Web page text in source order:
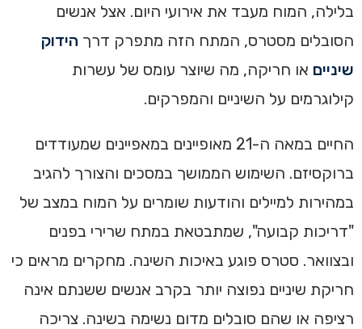
בלילה, המוח מעבד את אירועי היום. אצל אנשים
הסובלים מסטרס, המתח הזה מתפרק דרך הידוק
שיניים או חריקה, מה שיוצר עומס של עשרות
קילוגרמים על השיניים והמפרקים.
החיים במאה ה-21 מאופיינים במאפיינים שמעודדים
ברוקסיזם. השימוש הממושך במסכים והצורך להגיב
במהירות למיילים והודעות שומרים על המוח במצב של
"דריכות קבועה", שמתבטאת במתח שרירי בפנים
ובצוואר. סטרס פוגע באיכות השינה. מחקרים מראים כי
חריקת שיניים נפוצה יותר בקרב אנשים ששנתם אינה
רציפה או שהם סובלים מדום נשימה בשינה. צריכה